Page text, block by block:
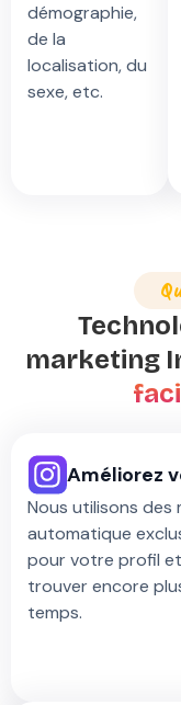
démographie,
de la
localisation, du
sexe, etc.
marketing
Améliorez
Nous utilisons des
automatique
pour votre profil
trouver encore
temps.